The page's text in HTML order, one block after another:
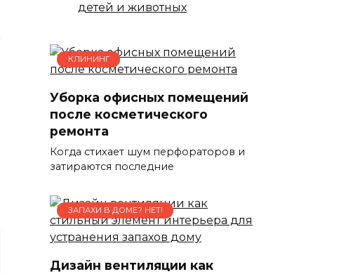
детей и животных
КЛИНИНГ
Уборка офисных помещений
после косметического
ремонта
Когда стихает шум перфораторов и
затираются последние
ЗАПАХИ В ДОМЕ? НЕТ!
Дизайн вентиляции как